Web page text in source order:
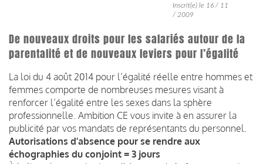
Inscrit(e) le 16 / 11
/ 2009
De nouveaux droits pour les salariés autour de la
parentalité et de nouveaux leviers pour l’égalité
La loi du 4 août 2014 pour l’égalité réelle entre hommes et
femmes comporte de nombreuses mesures visant à
renforcer l’égalité entre les sexes dans la sphère
professionnelle. Ambition CE vous invite à en assurer la
publicité par vos mandats de représentants du personnel.
Autorisations d’absence pour se rendre aux
échographies du conjoint = 3 jours